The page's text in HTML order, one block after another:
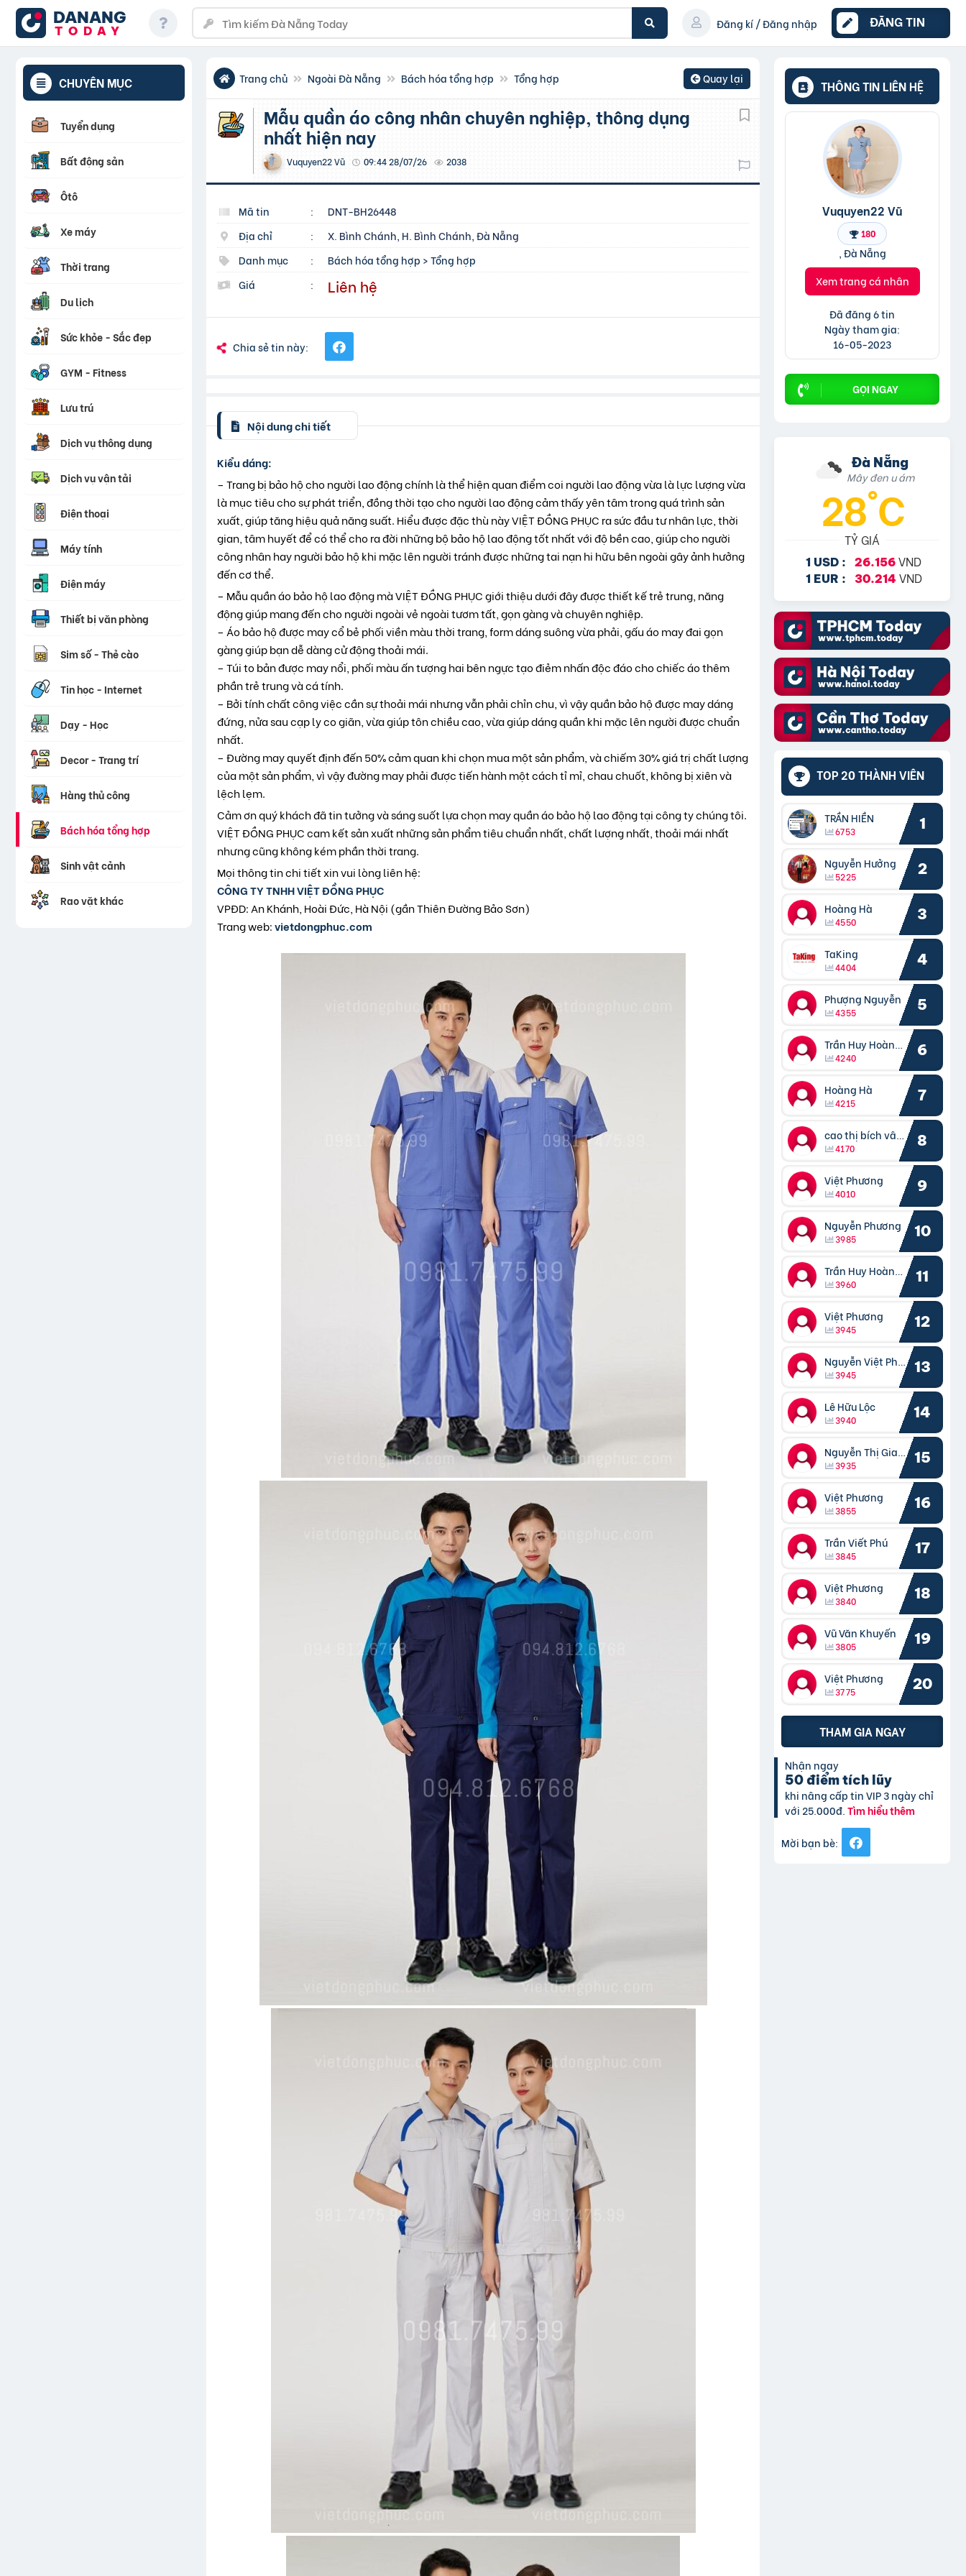
DANANG
TODAY
Đăng kí / Đăng nhập ĐĂNG TIN
CHUYÊN MỤC
Tuyển dụng
Bất động sản
Ôtô
Xe máy
Thời trang
Du lịch
Sức khỏe - Sắc đẹp
GYM - Fitness
Lưu trú
Dịch vụ thông dụng
Dịch vụ vận tải
Điện thoại
Máy tính
Điện máy
Thiết bị văn phòng
Sim số - Thẻ cào
Tin học - Internet
Dạy - Học
Decor - Trang trí
Hàng thủ công
Bách hóa tổng hợp
Sinh vật cảnh
Rao vặt khác
Trang chủ Ngoài Đà Nẵng Bách hóa tổng hợp Tổng hợp Quay lại
Mẫu quần áo công nhân chuyên nghiệp, thông dụng
nhất hiện nay
Vuquyen22 Vũ 09:44 28/07/26 2038
Mã tin :
DNT-BH26448
Địa chỉ
:
X. Bình Chánh, H. Bình Chánh, Đà Nẵng
Danh mục
: Bách hóa tổng hợp >Tổng hợp
Giá
: Liên hệ
Chia sẻ tin này:
Nội dung chi tiết
Kiểu dáng:
– Trang bị bảo hộ cho người lao động chính là thể hiện quan điểm coi người lao động vừa là lực lượng vừa
là mục tiêu cho sự phát triển, đồng thời tạo cho người lao động cảm thấy yên tâm trong quá trình sản
xuất, giúp tăng hiệu quả năng suất. Hiểu được đặc thù này VIỆT ĐỒNG PHỤC ra sức đầu tư nhân lực, thời
gian, tâm huyết để có thể cho ra đời những bộ bảo hộ lao động tốt nhất với độ bền cao, giúp cho người
công nhân hay người bảo hộ khi mặc lên người tránh được những tai nạn hi hữu bên ngoài gây ảnh hưởng
đến cơ thể.
– Mẫu quần áo bảo hộ lao động mà VIỆT ĐỒNG PHỤC giới thiệu dưới đây được thiết kế trẻ trung, năng
động giúp mang đến cho người ngoài vẻ ngoài tươm tất, gọn gàng và chuyên nghiệp.
– Áo bảo hộ được may cổ bẻ phối viền màu thời trang, form dáng suông vừa phải, gấu áo may đai gọn
gàng giúp bạn dễ dàng cử động thoải mái.
– Túi to bản được may nổi, phối màu ấn tượng hai bên ngực tạo điẻm nhấn độc đáo cho chiếc áo thêm
phần trẻ trung và cá tính.
– Bởi tính chất công việc cần sự thoải mái nhưng vẫn phải chỉn chu, vì vậy quần bảo hộ được may dáng
đứng, nửa sau cạp ly co giãn, vừa giúp tôn chiều cao, vừa giúp dáng quần khi mặc lên người được chuẩn
nhất.
– Đường may quyết định đến 50% cảm quan khi chọn mua một sản phẩm, và chiếm 30% giá trị chất lượng
của một sản phẩm, vì vậy đường may phải được tiến hành một cách tỉ mỉ, chau chuốt, không bị xiên và
lệch lẹm.
Cảm ơn quý khách đã tin tưởng và sáng suốt lựa chọn may quần áo bảo hộ lao động tại công ty chúng tôi.
VIỆT ĐỒNG PHỤC cam kết sản xuất những sản phẩm tiêu chuẩn nhất, chất lượng nhất, thoải mái nhất
nhưng cũng không kém phần thời trang.
Mọi thông tin chi tiết xin vui lòng liên hệ:
CÔNG TY TNHH VIỆT ĐỒNG PHỤC
VPĐD: An Khánh, Hoài Đức, Hà Nội (gần Thiên Đường Bảo Sơn)
Trang web:vietdongphuc.com
THÔNG TIN LIÊN HỆ
Vuquyen22 Vũ
180
, Đà Nẵng
Xem trang cá nhân
Đã đăng 6 tin
Ngày tham gia:
16-05-2023
GỌI NGAY
Đà Nẵng
Mây đen u ám
28°C
TỶ GIÁ
1 USD : 26.156 VND
1 EUR : 30.214 VND
TOP 20 THÀNH VIÊN
TRẦN HIỀN
6753 1
Nguyễn Hưởng
5225 2
Hoàng Hà
4550 3
TaKing
4404 4
Phượng Nguyễn
4355 5
Trần Huy Hoàng Bắc
4240 6
Hoàng Hà
4215 7
cao thị bích vâng kiều
4170 8
Việt Phương
4010 9
Nguyễn Phương
3985 10
Trần Huy Hoàng Bắc
3960 11
Việt Phương
3945 12
Nguyễn Việt Phương
3945 13
Lê Hữu Lộc
3940 14
Nguyễn Thị Giang
3935 15
Việt Phương
3855 16
Trần Viết Phú
3845 17
Việt Phương
3840 18
Vũ Văn Khuyến
3805 19
Việt Phương
3775 20
THAM GIA NGAY
Nhận ngay
50 điểm tích lũy
khi nâng cấp tin VIP 3 ngày chỉ
với 25.000đ.Tìm hiểu thêm
Mời bạn bè: